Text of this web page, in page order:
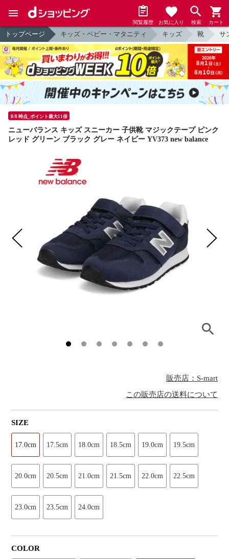
閲覧履歴 お気に入り 検索 カート
トップページ キッズ・ベビー・マタニティ キッズ 靴 サ
8/8 時点_ポイント最大11倍
ニューバランス キッズ スニーカー 子供靴 マジックテープ ピンク
レッド グリーン ブラック グレー ネイビー YV373 new balance
販売店：S-mart
この販売店の送料について
SIZE
17.0cm 17.5cm 18.0cm 18.5cm 19.0cm 19.5cm
20.0cm 20.5cm 21.0cm 21.5cm 22.0cm 22.5cm
23.0cm 23.5cm 24.0cm
COLOR